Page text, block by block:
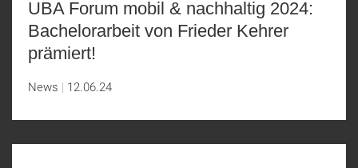
UBA Forum mobil & nachhaltig 2024:
Bachelorarbeit von Frieder Kehrer
prämiert!
News 12.06.24